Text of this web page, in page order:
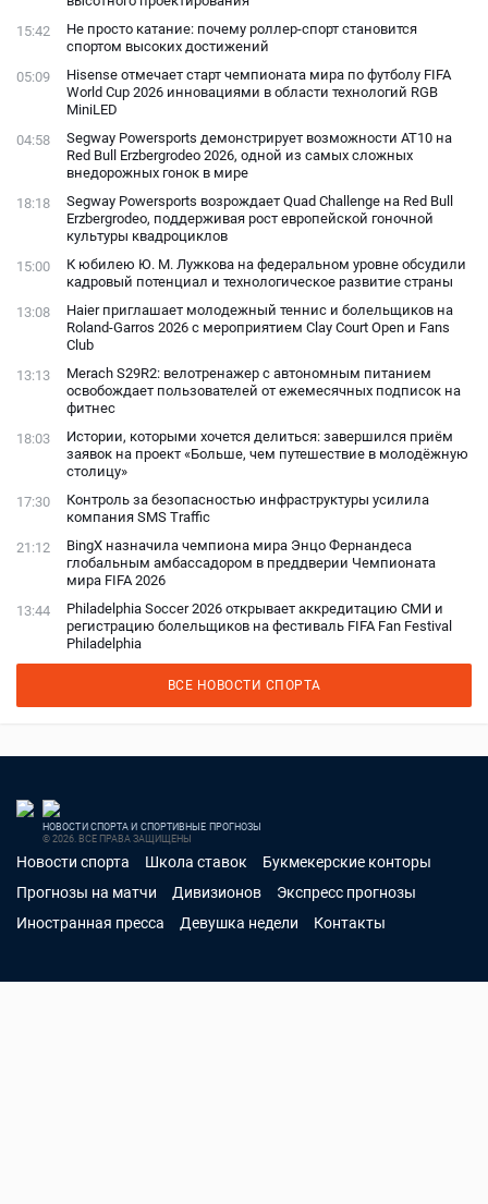
15:42
Не просто катание: почему роллер-спорт становится
спортом высоких достижений
05:09
Hisense отмечает старт чемпионата мира по футболу FIFA
World Cup 2026 инновациями в области технологий RGB
MiniLED
04:58
Segway Powersports демонстрирует возможности AT10 на
Red Bull Erzbergrodeo 2026, одной из самых сложных
внедорожных гонок в мире
18:18
Segway Powersports возрождает Quad Challenge на Red Bull
Erzbergrodeo, поддерживая рост европейской гоночной
культуры квадроциклов
15:00
К юбилею Ю. М. Лужкова на федеральном уровне обсудили
кадровый потенциал и технологическое развитие страны
13:08
Haier приглашает молодежный теннис и болельщиков на
Roland-Garros 2026 с мероприятием Clay Court Open и Fans
Club
13:13
Merach S29R2: велотренажер с автономным питанием
освобождает пользователей от ежемесячных подписок на
фитнес
18:03
Истории, которыми хочется делиться: завершился приём
заявок на проект «Больше, чем путешествие в молодёжную
столицу»
17:30
Контроль за безопасностью инфраструктуры усилила
компания SMS Traffic
21:12
BingX назначила чемпиона мира Энцо Фернандеса
глобальным амбассадором в преддверии Чемпионата
мира FIFA 2026
13:44
Philadelphia Soccer 2026 открывает аккредитацию СМИ и
регистрацию болельщиков на фестиваль FIFA Fan Festival
Philadelphia
ВСЕ НОВОСТИ СПОРТА
НОВОСТИ СПОРТА И СПОРТИВНЫЕ ПРОГНОЗЫ
© 2026. ВСЕ ПРАВА ЗАЩИЩЕНЫ
Новости спорта Школа ставок
Букмекерские конторы
Прогнозы на матчи
Дивизионов
Экспресс прогнозы
Иностранная пресса
Девушка недели Контакты